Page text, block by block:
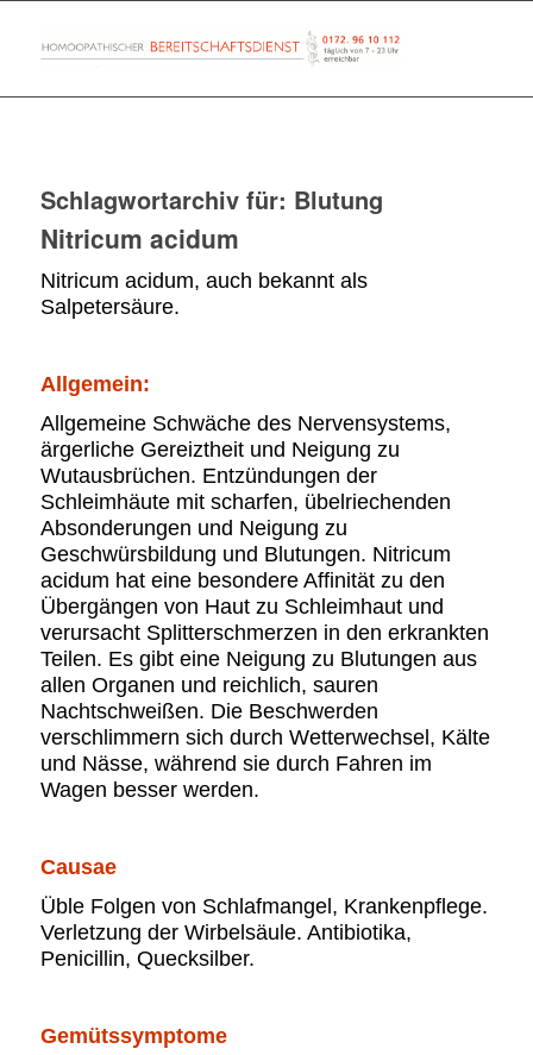
Schlagwortarchiv für: Blutung
Nitricum acidum
Nitricum acidum, auch bekannt als
Salpetersäure.
Allgemein:
Allgemeine Schwäche des Nervensystems,
ärgerliche Gereiztheit und Neigung zu
Wutausbrüchen. Entzündungen der
Schleimhäute mit scharfen, übelriechenden
Absonderungen und Neigung zu
Geschwürsbildung und Blutungen. Nitricum
acidum hat eine besondere Affinität zu den
Übergängen von Haut zu Schleimhaut und
verursacht Splitterschmerzen in den erkrankten
Teilen. Es gibt eine Neigung zu Blutungen aus
allen Organen und reichlich, sauren
Nachtschweißen. Die Beschwerden
verschlimmern sich durch Wetterwechsel, Kälte
und Nässe, während sie durch Fahren im
Wagen besser werden.
Causae
Üble Folgen von Schlafmangel, Krankenpflege.
Verletzung der Wirbelsäule. Antibiotika,
Penicillin, Quecksilber.
Gemütssymptome